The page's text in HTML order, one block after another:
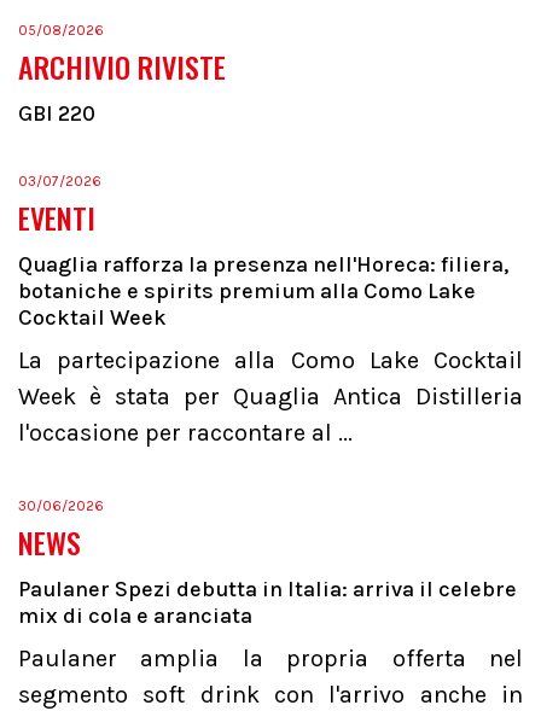
05/08/2026
ARCHIVIO RIVISTE
GBI 220
03/07/2026
EVENTI
Quaglia rafforza la presenza nell'Horeca: filiera,
botaniche e spirits premium alla Como Lake
Cocktail Week
La partecipazione alla Como Lake Cocktail
Week è stata per Quaglia Antica Distilleria
l'occasione per raccontare al ...
30/06/2026
NEWS
Paulaner Spezi debutta in Italia: arriva il celebre
mix di cola e aranciata
Paulaner amplia la propria offerta nel
segmento soft drink con l'arrivo anche in